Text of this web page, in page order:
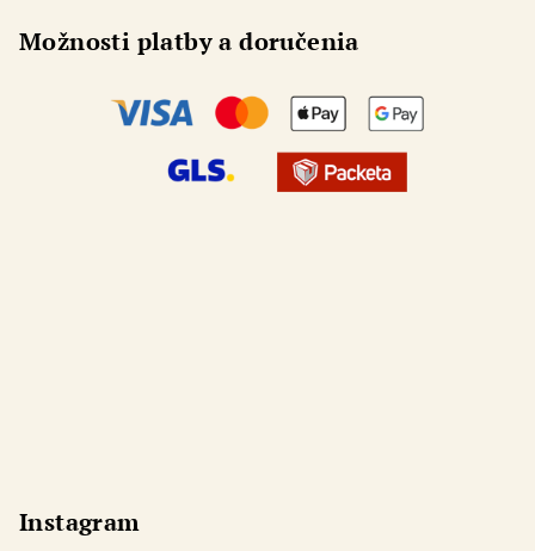
Možnosti platby a doručenia
Instagram